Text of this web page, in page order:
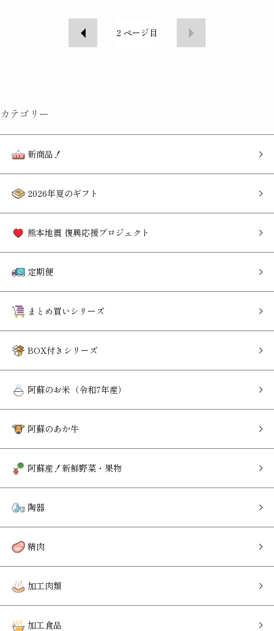
2 ページ目
カテゴリー
新商品！
2026年夏のギフト
熊本地震 復興応援プロジェクト
定期便
まとめ買いシリーズ
BOX付きシリーズ
阿蘇のお米（令和7年産）
阿蘇のあか牛
阿蘇産！新鮮野菜・果物
陶器
精肉
加工肉類
加工食品